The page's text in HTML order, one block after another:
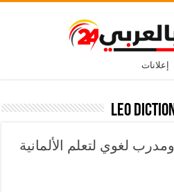
إعلانات
LEO
لغوي لتعلم الألمانية